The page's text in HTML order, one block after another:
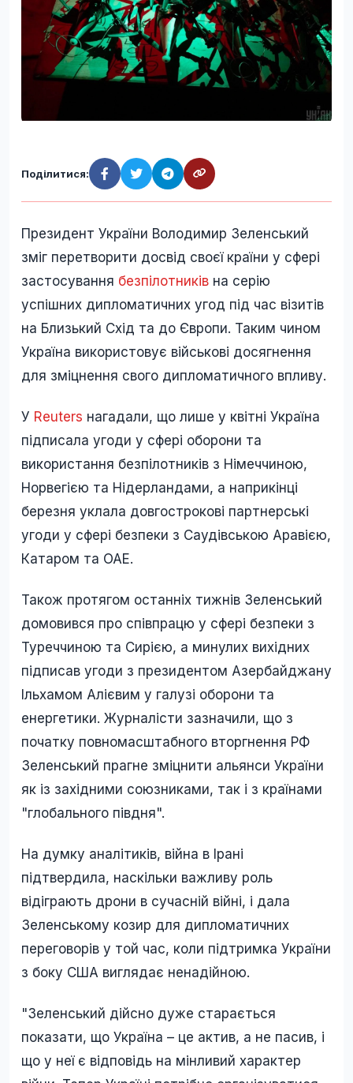
Поділитися:
Президент України Володимир Зеленський
зміг перетворити досвід своєї країни у сфері
застосування безпілотників на серію
успішних дипломатичних угод під час візитів
на Близький Схід та до Європи. Таким чином
Україна використовує військові досягнення
для зміцнення свого дипломатичного впливу.
У Reuters нагадали, що лише у квітні Україна
підписала угоди у сфері оборони та
використання безпілотників з Німеччиною,
Норвегією та Нідерландами, а наприкінці
березня уклала довгострокові партнерські
угоди у сфері безпеки з Саудівською Аравією,
Катаром та ОАЕ.
Також протягом останніх тижнів Зеленський
домовився про співпрацю у сфері безпеки з
Туреччиною та Сирією, а минулих вихідних
підписав угоди з президентом Азербайджану
Ільхамом Алієвим у галузі оборони та
енергетики. Журналісти зазначили, що з
початку повномасштабного вторгнення РФ
Зеленський прагне зміцнити альянси України
як із західними союзниками, так і з країнами
"глобального півдня".
На думку аналітиків, війна в Ірані
підтвердила, наскільки важливу роль
відіграють дрони в сучасній війні, і дала
Зеленському козир для дипломатичних
переговорів у той час, коли підтримка України
з боку США виглядає ненадійною.
"Зеленський дійсно дуже старається
показати, що Україна – це актив, а не пасив, і
що у неї є відповідь на мінливий характер